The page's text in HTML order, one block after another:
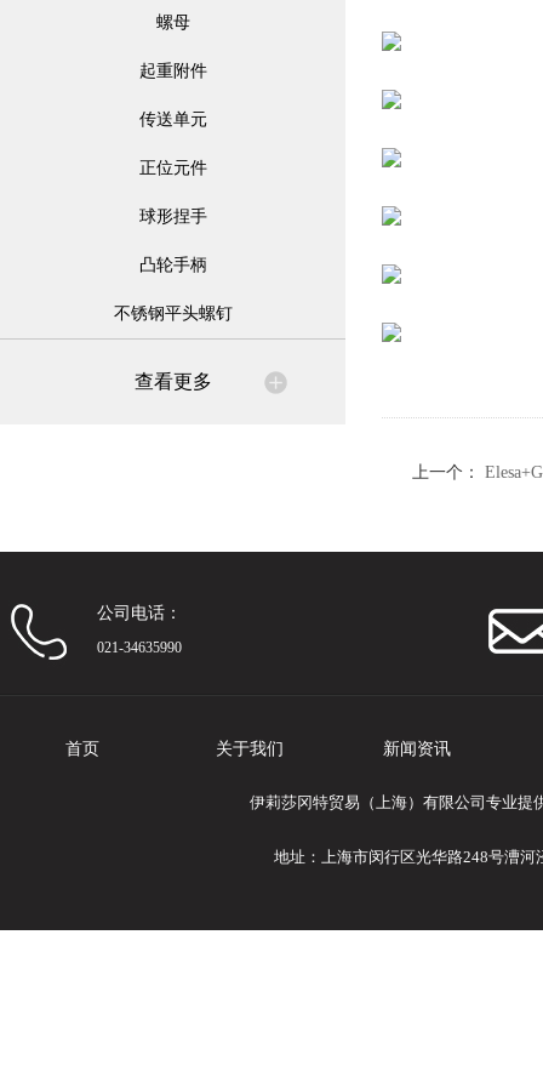
螺母
起重附件
传送单元
正位元件
球形捏手
凸轮手柄
不锈钢平头螺钉
查看更多
上一个：
公司电话：
021-34635990
首页 关于我们 新闻资讯
伊莉莎冈特贸易（上海）有限公司专业提
地址：上海市闵行区光华路248号漕